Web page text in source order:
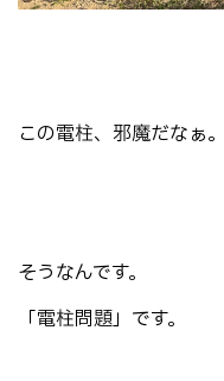
この電柱、邪魔だなぁ。
そうなんです。
「電柱問題」です。